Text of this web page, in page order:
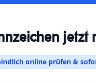
jetzt
online prüfen &